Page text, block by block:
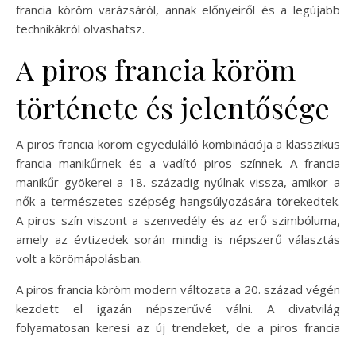
francia köröm varázsáról, annak előnyeiről és a legújabb
technikákról olvashatsz.
A piros francia köröm
története és jelentősége
A piros francia köröm egyedülálló kombinációja a klasszikus
francia manikűrnek és a vadító piros színnek. A francia
manikűr gyökerei a 18. századig nyúlnak vissza, amikor a
nők a természetes szépség hangsúlyozására törekedtek.
A piros szín viszont a szenvedély és az erő szimbóluma,
amely az évtizedek során mindig is népszerű választás
volt a körömápolásban.
A piros francia köröm modern változata a 20. század végén
kezdett el igazán népszerűvé válni. A divatvilág
folyamatosan keresi az új trendeket, de a piros francia